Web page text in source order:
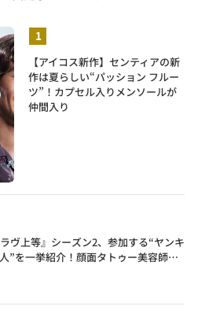
【アイコス新作】センティアの新
作は夏らしい“パッション フルー
ツ”！カプセル入りメンソールが
仲間入り
ヴ上等』シーズン2、参加する“ヤンキ
”を一挙紹介！顔面タトゥー美容師、